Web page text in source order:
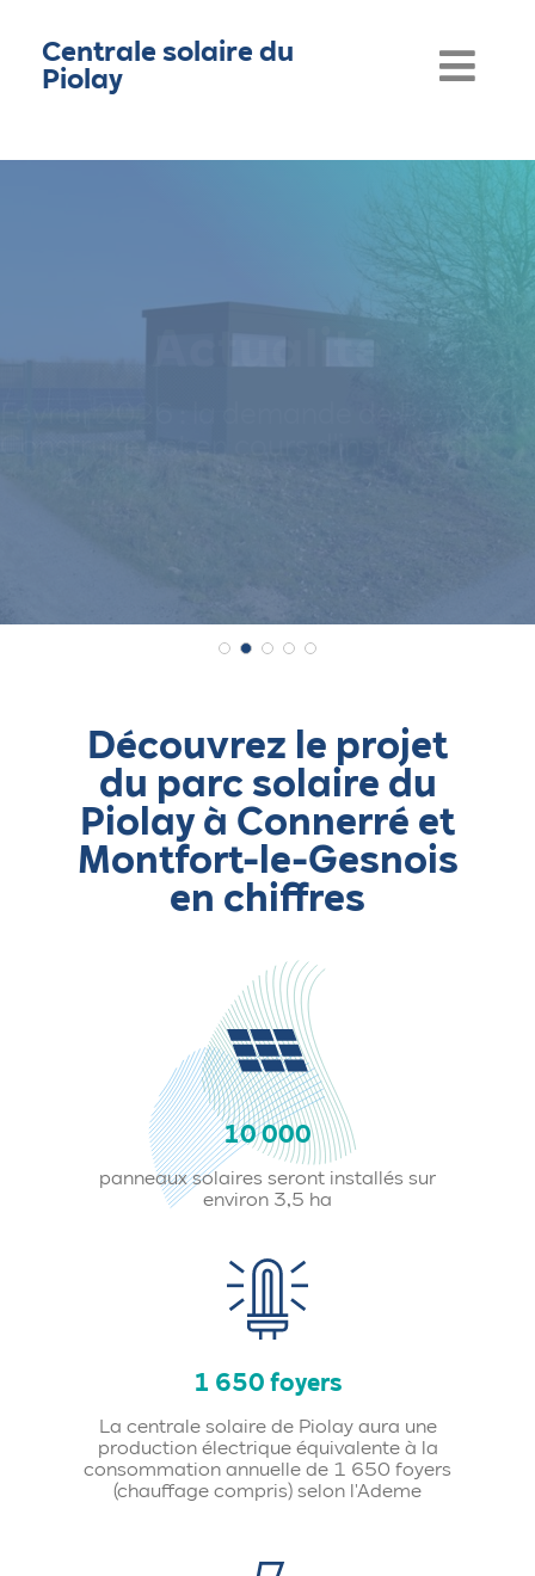
Centrale solaire du
Piolay
Communication
Découvrez le projet
du parc solaire du
Piolay à Connerré et
Montfort-le-Gesnois
en chiffres
10 000
panneaux solaires seront installés sur
environ 3,5 ha
1 650 foyers
La centrale solaire de Piolay aura une
production électrique équivalente à la
consommation annuelle de 1 650 foyers
(chauffage compris) selon l'Ademe